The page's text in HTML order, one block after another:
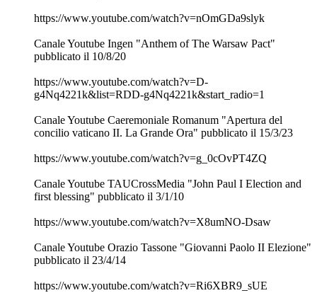
https://www.youtube.com/watch?v=nOmGDa9slyk
Canale Youtube Ingen "Anthem of The Warsaw Pact"
pubblicato il 10/8/20
https://www.youtube.com/watch?v=D-
g4Nq4221k&list=RDD-g4Nq4221k&start_radio=1
Canale Youtube Caeremoniale Romanum "Apertura del
concilio vaticano II. La Grande Ora" pubblicato il 15/3/23
https://www.youtube.com/watch?v=g_0cOvPT4ZQ
Canale Youtube TAUCrossMedia "John Paul I Election and
first blessing" pubblicato il 3/1/10
https://www.youtube.com/watch?v=X8umNO-Dsaw
Canale Youtube Orazio Tassone "Giovanni Paolo II Elezione"
pubblicato il 23/4/14
https://www.youtube.com/watch?v=Ri6XBR9_sUE